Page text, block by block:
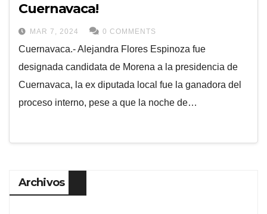
Cuernavaca!
MAR 7, 2024 0 COMMENTS
Cuernavaca.- Alejandra Flores Espinoza fue
designada candidata de Morena a la presidencia de
Cuernavaca, la ex diputada local fue la ganadora del
proceso interno, pese a que la noche de…
Archivos